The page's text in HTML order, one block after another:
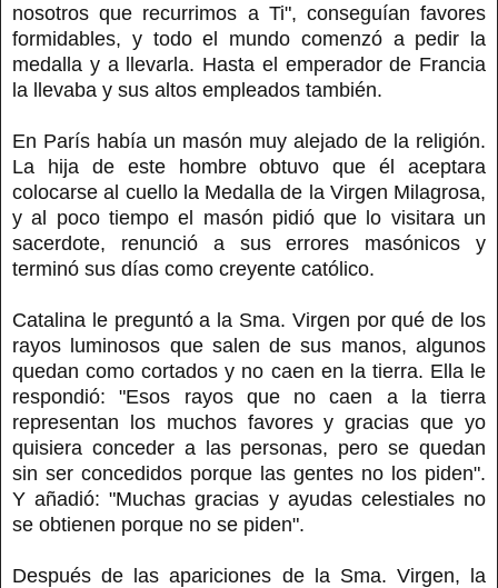
nosotros que recurrimos a Ti", conseguían favores
formidables, y todo el mundo comenzó a pedir la
medalla y a llevarla. Hasta el emperador de Francia
la llevaba y sus altos empleados también.
En París había un masón muy alejado de la religión.
La hija de este hombre obtuvo que él aceptara
colocarse al cuello la Medalla de la Virgen Milagrosa,
y al poco tiempo el masón pidió que lo visitara un
sacerdote, renunció a sus errores masónicos y
terminó sus días como creyente católico.
Catalina le preguntó a la Sma. Virgen por qué de los
rayos luminosos que salen de sus manos, algunos
quedan como cortados y no caen en la tierra. Ella le
respondió: "Esos rayos que no caen a la tierra
representan los muchos favores y gracias que yo
quisiera conceder a las personas, pero se quedan
sin ser concedidos porque las gentes no los piden".
Y añadió: "Muchas gracias y ayudas celestiales no
se obtienen porque no se piden".
Después de las apariciones de la Sma. Virgen, la